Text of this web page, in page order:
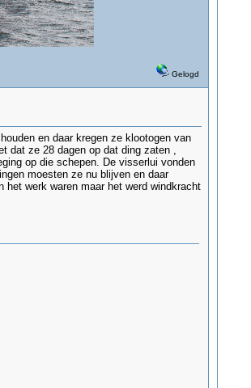
Gelogd
en daar kregen ze klootogen van
dat ze 28 dagen op dat ding zaten ,
op die schepen. De visserlui vonden
moesten ze nu blijven en daar
werk waren maar het werd windkracht